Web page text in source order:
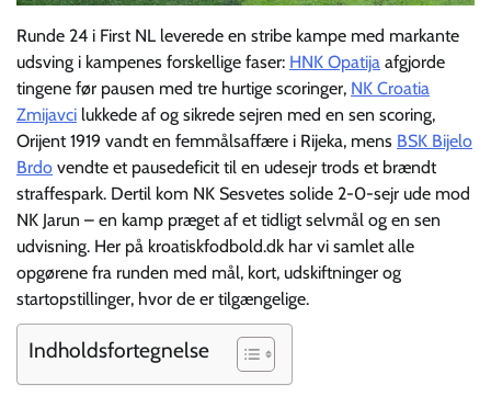
Runde 24 i First NL leverede en stribe kampe med markante
udsving i kampenes forskellige faser: HNK Opatija afgjorde
tingene før pausen med tre hurtige scoringer, NK Croatia
Zmijavci lukkede af og sikrede sejren med en sen scoring,
Orijent 1919 vandt en femmålsaffære i Rijeka, mens BSK Bijelo
Brdo vendte et pausedeficit til en udesejr trods et brændt
straffespark. Dertil kom NK Sesvetes solide 2-0-sejr ude mod
NK Jarun – en kamp præget af et tidligt selvmål og en sen
udvisning. Her på kroatiskfodbold.dk har vi samlet alle
opgørene fra runden med mål, kort, udskiftninger og
startopstillinger, hvor de er tilgængelige.
Indholdsfortegnelse